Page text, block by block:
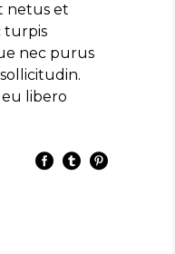
netus et
turpis
nec purus
libero